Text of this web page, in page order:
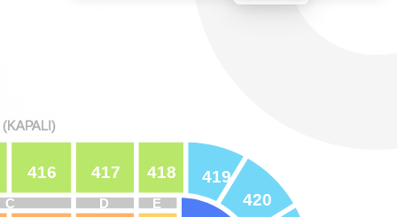
ALI)
ALI)
P
P
A
A
420
419
418
417
416
D E
C